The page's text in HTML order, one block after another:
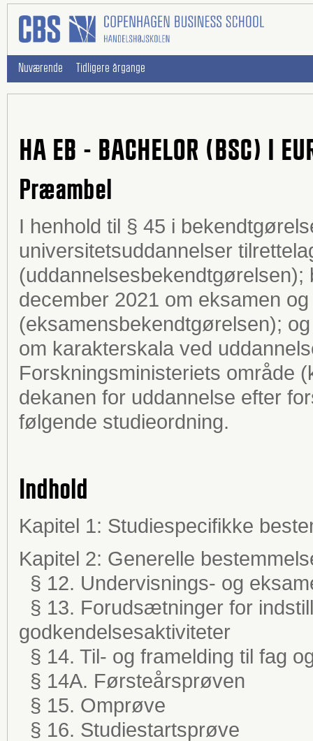
Nuværende Tidligere årgange
HA EB - BACHELOR (BSC) I
Præambel
I henhold til § 45 i
universitetsuddannelser
december 2021 om eksamen
(eksamensbekendtgørelsen);
om karakterskala ved
Forskningsministeriets område
dekanen for uddannelse efter
følgende studieordning.
Indhold
Kapitel 1: Studiespecifikke
Kapitel 2: Generelle
§ 12. Undervisnings- og
§ 13. Forudsætninger for
godkendelsesaktiviteter
§ 14. Til- og framelding til fag
§ 14A. Førsteårsprøven
§ 15. Omprøve
§ 16. Studiestartsprøve